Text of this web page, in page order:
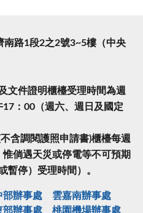
路1段2之2號3~5樓（中央
文件證明櫃檯受理時間為週
：00（週六、週日及國定
含調閱護照申請書)櫃檯每週
倘遇天災或停電等不可預期
暫停）受理時間）。
部辦事處
雲嘉南辦事處
部辦事處 桃園機場辦事處